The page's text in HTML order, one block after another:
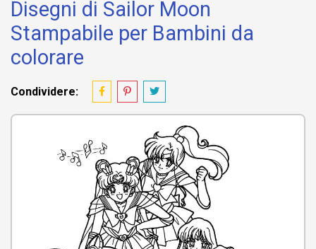
Disegni di Sailor Moon
Stampabile per Bambini da
colorare
Condividere: